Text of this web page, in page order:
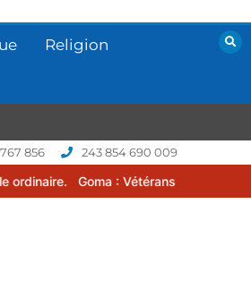
Religion
856 243 854 690 009
: Vétérans Cup 2026 -2027, une